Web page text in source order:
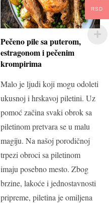
Pečeno pile sa puterom,
estragonom i pečenim
krompirima
Malo je ljudi koji mogu odoleti
ukusnoj i hrskavoj piletini. Uz
pomoć začina svaki obrok sa
piletinom pretvara se u malu
magiju. Na našoj porodičnoj
trpezi obroci sa piletinom
imaju posebno mesto. Zbog
brzine, lakoće i jednostavnosti
pripreme, piletina je omiljena
RSD